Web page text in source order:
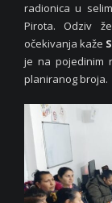
radionica u
Pirota. Odziv
očekivanja kaže
je na pojedinim
planiranog broja.